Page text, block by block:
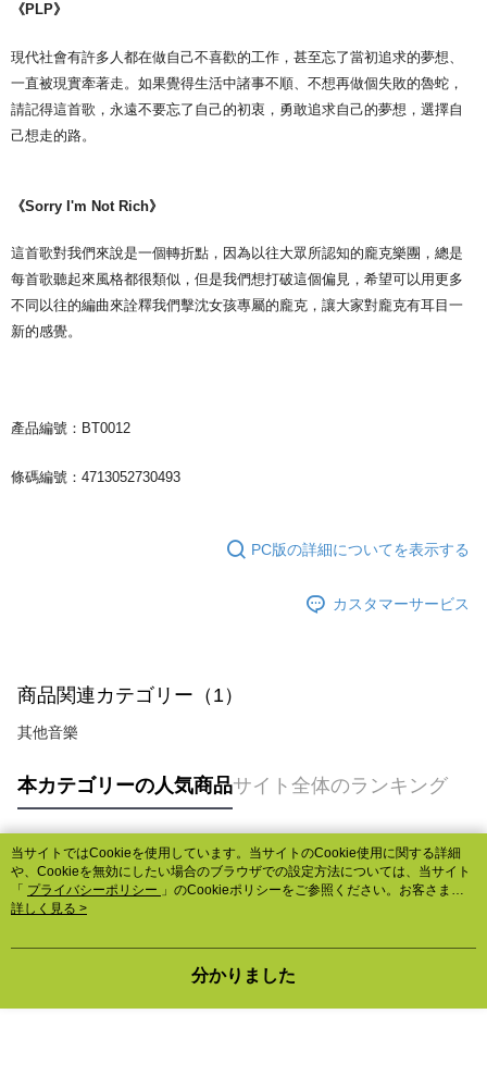
《PLP》
現代社會有許多人都在做自己不喜歡的工作，甚至忘了當初追求的夢想、
一直被現實牽著走。如果覺得生活中諸事不順、不想再做個失敗的魯蛇，
請記得這首歌，永遠不要忘了自己的初衷，勇敢追求自己的夢想，選擇自
己想走的路。
《Sorry I'm Not Rich》
這首歌對我們來說是一個轉折點，因為以往大眾所認知的龐克樂團，總是
每首歌聽起來風格都很類似，但是我們想打破這個偏見，希望可以用更多
不同以往的編曲來詮釋我們擊沈女孩專屬的龐克，讓大家對龐克有耳目一
新的感覺。
產品編號：BT0012
條碼編號：4713052730493
PC版の詳細についてを表示する
カスタマーサービス
商品関連カテゴリー（1）
其他音樂
本カテゴリーの人気商品サイト全体のランキング
人気タグ
当サイトではCookieを使用しています。当サイトのCookie使用に関する詳細
や、Cookieを無効にしたい場合のブラウザでの設定方法については、当サイト
「 プライバシーポリシー 」のCookieポリシーをご参照ください。お客さま
が、当サイトを引き続き使用される場合、当社がサイト利用規約のCookieポリ
詳しく見る >
分かりました